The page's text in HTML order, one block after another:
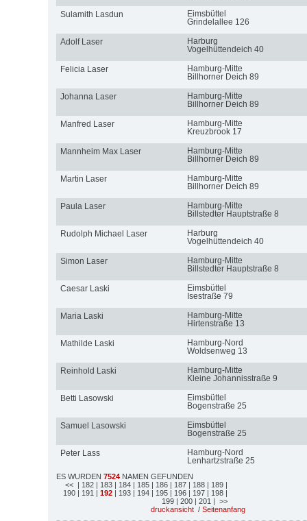
Sulamith Lasdun
Eimsbüttel
Grindelallee 126
Adolf Laser
Harburg
Vogelhüttendeich 40
Felicia Laser
Hamburg-Mitte
Billhorner Deich 89
Johanna Laser
Hamburg-Mitte
Billhorner Deich 89
Manfred Laser
Hamburg-Mitte
Kreuzbrook 17
Mannheim Max Laser
Hamburg-Mitte
Billhorner Deich 89
Martin Laser
Hamburg-Mitte
Billhorner Deich 89
Paula Laser
Hamburg-Mitte
Billstedter Hauptstraße 8
Rudolph Michael Laser
Harburg
Vogelhüttendeich 40
Simon Laser
Hamburg-Mitte
Billstedter Hauptstraße 8
Caesar Laski
Eimsbüttel
Isestraße 79
Maria Laski
Hamburg-Mitte
Hirtenstraße 13
Mathilde Laski
Hamburg-Nord
Woldsenweg 13
Reinhold Laski
Hamburg-Mitte
Kleine Johannisstraße 9
Betti Lasowski
Eimsbüttel
Bogenstraße 25
Samuel Lasowski
Eimsbüttel
Bogenstraße 25
Peter Lass
Hamburg-Nord
Lenhartzstraße 25
ES WURDEN 7524 NAMEN GEFUNDEN
<< | 182 | 183 | 184 | 185 | 186 | 187 | 188 | 189 |
190 | 191 | 192 | 193 | 194 | 195 | 196 | 197 | 198 |
199 | 200 | 201 | >>
druckansicht / Seitenanfang